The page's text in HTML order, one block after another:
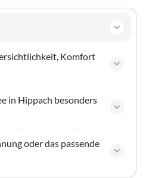
Komfort
in Hippach besonders
oder das passende